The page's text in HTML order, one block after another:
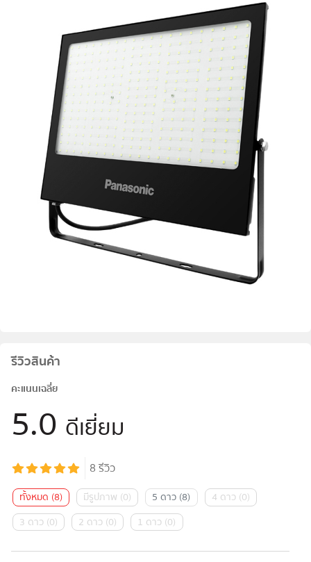
รีวิวสินค้า
คะแนนเฉลี่ย
5.0 ดีเยี่ยม
8รีวิว
ทั้งหมด (8) มีรูปภาพ (0) 5 ดาว (8) 4 ดาว (0)
3 ดาว (0) 2 ดาว (0) 1 ดาว (0)